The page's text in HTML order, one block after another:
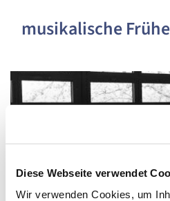
Diese Webseite verwendet
Wir verwenden Cookies, um
musikalische